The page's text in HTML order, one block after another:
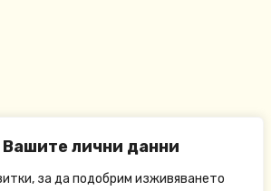
Вашите лични данни
за да подобрим изживяването